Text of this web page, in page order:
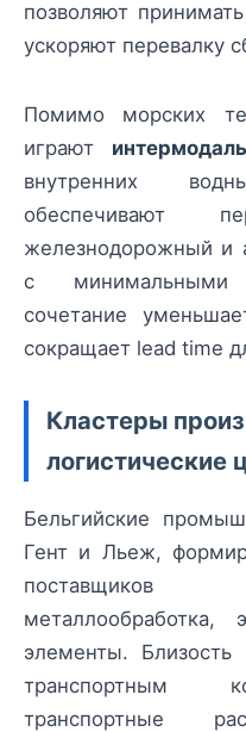
позволяют
ускоряют перевалку
Помимо морских
играют
внутренних
обеспечивают
железнодорожный и
с минимальными
сочетание
сокращает lead time
Кластеры
логистические
Бельгийские
Гент и Льеж,
поставщиков
металлообработка,
элементы.
транспортным
транспортные